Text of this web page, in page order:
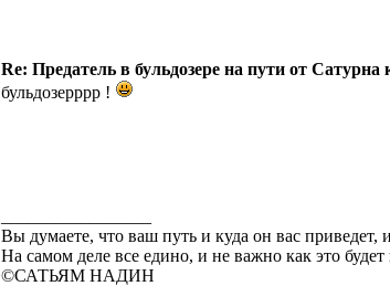
Re: Предатель в бульдозере на пути от Сатурна
бульдозерррр !
Вы думаете, что ваш путь и куда он вас приведет,
На самом деле все едино, и не важно как это будет
©САТЬЯМ НАДИН